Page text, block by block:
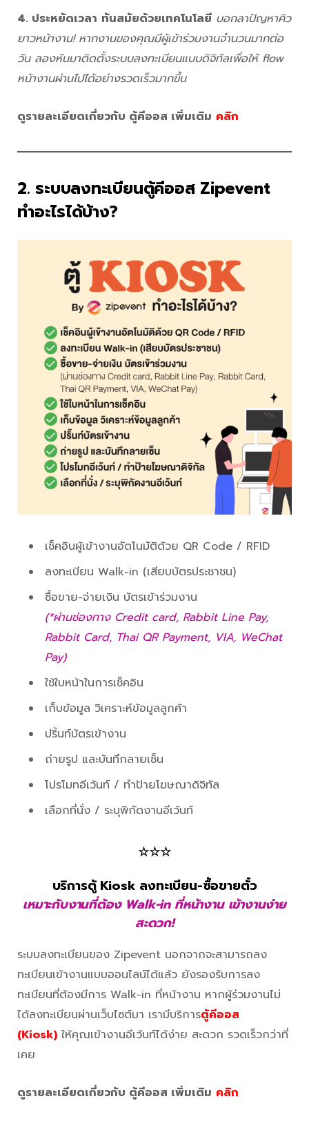
4. ประหยัดเวลา ทันสมัยด้วยเทคโนโลยี บอกลาปัญหาคิว
ยาวหน้างาน! หากงานของคุณมีผู้เข้าร่วมงานจำนวนมากต่อ
วัน ลองหันมาติดตั้งระบบลงทะเบียนแบบดิจิทัลเพื่อให้ flow
หน้างานผ่านไปได้อย่างรวดเร็วมากขึ้น
ดูรายละเอียดเกี่ยวกับ ตู้คีออส เพิ่มเติม คลิก
2. ระบบลงทะเบียนตู้คีออส Zipevent
ทำอะไรได้บ้าง?
เช็คอินผู้เข้างานอัตโนมัติด้วย QR Code / RFID
ลงทะเบียน Walk-in (เสียบบัตรประชาชน)
ซื้อขาย-จ่ายเงิน บัตรเข้าร่วมงาน
(*ผ่านช่องทาง Credit card, Rabbit Line Pay,
Rabbit Card, Thai QR Payment, VIA, WeChat
Pay)
ใช้ใบหน้าในการเช็คอิน
เก็บข้อมูล วิเคราะห์ข้อมูลลูกค้า
ปริ้นท์บัตรเข้างาน
ถ่ายรูป และบันทึกลายเซ็น
โปรโมทอีเว้นท์ / ทำป้ายโฆษณาดิจิทัล
เลือกที่นั่ง / ระบุพิกัดงานอีเว้นท์
☆☆☆
บริการตู้ Kiosk ลงทะเบียน-ซื้อขายตั๋ว
เหมาะกับงานที่ต้อง Walk-in ที่หน้างาน เข้างานง่าย
สะดวก!
ระบบลงทะเบียนของ Zipevent นอกจากจะสามารถลง
ทะเบียนเข้างานแบบออนไลน์ได้แล้ว ยังรองรับการลง
ทะเบียนที่ต้องมีการ Walk-in ที่หน้างาน หากผู้ร่วมงานไม่
ได้ลงทะเบียนผ่านเว็บไซต์มา เรามีบริการตู้คีออส
(Kiosk) ให้คุณเข้างานอีเว้นท์ได้ง่าย สะดวก รวดเร็วกว่าที่
เคย
ดูรายละเอียดเกี่ยวกับ ตู้คีออส เพิ่มเติม คลิก